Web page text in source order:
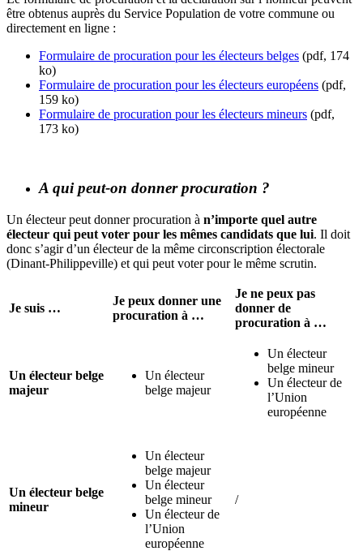
être obtenus auprès du Service Population de votre commune ou
directement en ligne :
Formulaire de procuration pour les électeurs belges (pdf, 174
ko)
Formulaire de procuration pour les électeurs européens (pdf,
159 ko)
Formulaire de procuration pour les électeurs mineurs (pdf,
173 ko)
A qui peut-on donner procuration ?
Un électeur peut donner procuration à n’importe quel autre
électeur qui peut voter pour les mêmes candidats que lui. Il doit
donc s’agir d’un électeur de la même circonscription électorale
(Dinant-Philippeville) et qui peut voter pour le même scrutin.
Je suis …
Je peux donner une
procuration à …
Je ne peux pas
donner de
procuration à …
Un électeur belge
majeur
Un électeur
belge majeur
Un électeur
belge mineur
Un électeur de
l’Union
européenne
Un électeur belge
mineur
Un électeur
belge majeur
Un électeur
belge mineur
Un électeur de
l’Union
européenne
/